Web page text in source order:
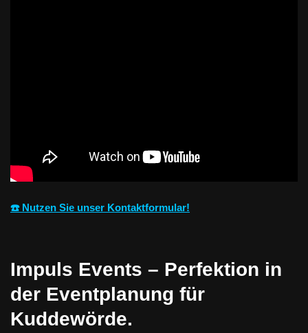
☎️ Nutzen Sie unser Kontaktformular!
Impuls Events – Perfektion in
der Eventplanung für
Kuddewörde.